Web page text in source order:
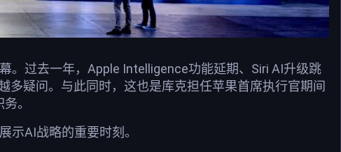
。过去一年，Apple Intelligence功能延期、Siri AI升级跳
多疑问。与此同时，这也是库克担任苹果首席执行官期间
。
示AI战略的重要时刻。